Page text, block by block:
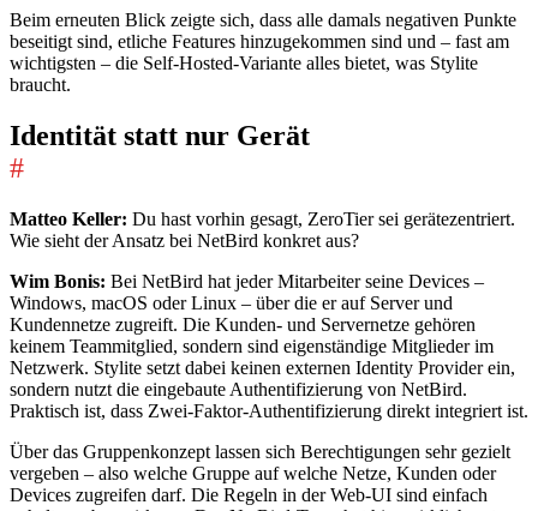
Beim erneuten Blick zeigte sich, dass alle damals negativen Punkte
beseitigt sind, etliche Features hinzugekommen sind und – fast am
wichtigsten – die Self-Hosted-Variante alles bietet, was Stylite
braucht.
Identität statt nur Gerät
#
Matteo Keller: Du hast vorhin gesagt, ZeroTier sei gerätezentriert.
Wie sieht der Ansatz bei NetBird konkret aus?
Wim Bonis: Bei NetBird hat jeder Mitarbeiter seine Devices –
Windows, macOS oder Linux – über die er auf Server und
Kundennetze zugreift. Die Kunden- und Servernetze gehören
keinem Teammitglied, sondern sind eigenständige Mitglieder im
Netzwerk. Stylite setzt dabei keinen externen Identity Provider ein,
sondern nutzt die eingebaute Authentifizierung von NetBird.
Praktisch ist, dass Zwei-Faktor-Authentifizierung direkt integriert ist.
Über das Gruppenkonzept lassen sich Berechtigungen sehr gezielt
vergeben – also welche Gruppe auf welche Netze, Kunden oder
Devices zugreifen darf. Die Regeln in der Web-UI sind einfach